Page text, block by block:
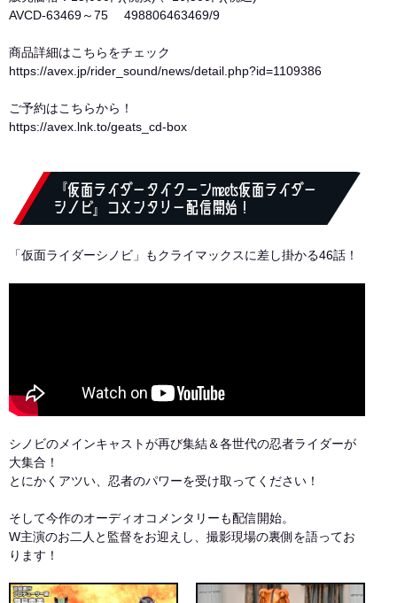
AVCD-63469～75 498806463469/9
商品詳細はこちらをチェック
https://avex.jp/rider_sound/news/detail.php?id=1109386
ご予約はこちらから！
https://avex.lnk.to/geats_cd-box
『仮面ライダータイクーンmeets仮面ライダー
シノビ』コメンタリー配信開始！
「仮面ライダーシノビ」もクライマックスに差し掛かる46話！
シノビのメインキャストが再び集結＆各世代の忍者ライダーが
大集合！
とにかくアツい、忍者のパワーを受け取ってください！
そして今作のオーディオコメンタリーも配信開始。
W主演のお二人と監督をお迎えし、撮影現場の裏側を語ってお
ります！